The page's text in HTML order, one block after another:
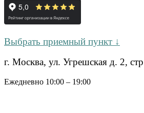
Выбрать приемный пункт ↓
г. Москва, ул. Угрешская д. 2,
Ежедневно 10:00 – 19:00